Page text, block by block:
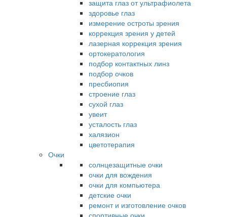
защита глаз от ультрафиолета
здоровье глаз
измерение остроты зрения
коррекция зрения у детей
лазерная коррекция зрения
ортокератология
подбор контактных линз
подбор очков
пресбиопия
строение глаз
сухой глаз
увеит
усталость глаз
халязион
цветотерапия
Очки
солнцезащитные очки
очки для вождения
очки для компьютера
детские очки
ремонт и изготовление очков